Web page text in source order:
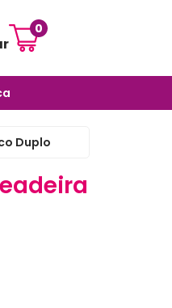
0
Duplo